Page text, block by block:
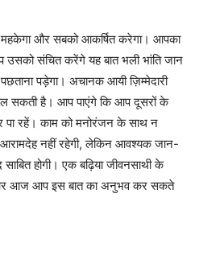
और सबको आकर्षित करेगा। आपका
संचित करेंगे यह बात भली भांति जान
पड़ेगा। अचानक आयी ज़िम्मेदारी
सकती है। आप पाएंगे कि आप दूसरों के
रहें। काम को मनोरंजन के साथ न
आरामदेह नहीं रहेगी, लेकिन आवश्यक जान-
होगी। एक बढ़िया जीवनसाथी के
आज आप इस बात का अनुभव कर सकते